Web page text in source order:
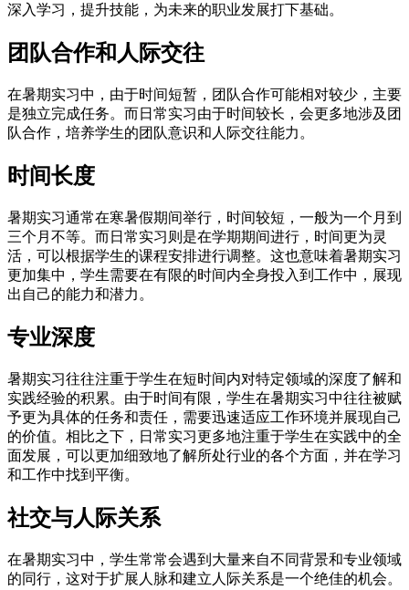
深入学习，提升技能，为未来的职业发展打下基础。
团队合作和人际交往
在暑期实习中，由于时间短暂，团队合作可能相对较少，主要
是独立完成任务。而日常实习由于时间较长，会更多地涉及团
队合作，培养学生的团队意识和人际交往能力。
时间长度
暑期实习通常在寒暑假期间举行，时间较短，一般为一个月到
三个月不等。而日常实习则是在学期期间进行，时间更为灵
活，可以根据学生的课程安排进行调整。这也意味着暑期实习
更加集中，学生需要在有限的时间内全身投入到工作中，展现
出自己的能力和潜力。
专业深度
暑期实习往往注重于学生在短时间内对特定领域的深度了解和
实践经验的积累。由于时间有限，学生在暑期实习中往往被赋
予更为具体的任务和责任，需要迅速适应工作环境并展现自己
的价值。相比之下，日常实习更多地注重于学生在实践中的全
面发展，可以更加细致地了解所处行业的各个方面，并在学习
和工作中找到平衡。
社交与人际关系
在暑期实习中，学生常常会遇到大量来自不同背景和专业领域
的同行，这对于扩展人脉和建立人际关系是一个绝佳的机会。